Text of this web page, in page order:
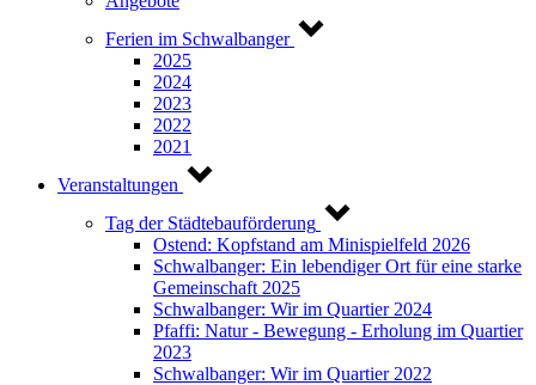
Ferien im Schwalbanger
2025
2024
2023
2022
2021
Veranstaltungen
Tag der Städtebauförderung
Ostend: Kopfstand am Minispielfeld 2026
Schwalbanger: Ein lebendiger Ort für eine starke
Gemeinschaft 2025
Schwalbanger: Wir im Quartier 2024
Pfaffi: Natur - Bewegung - Erholung im Quartier
2023
Schwalbanger: Wir im Quartier 2022